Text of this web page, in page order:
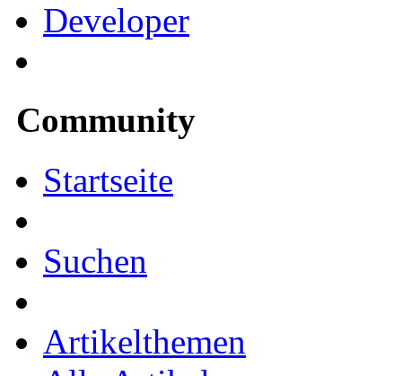
Developer
Community
Startseite
Suchen
Artikelthemen